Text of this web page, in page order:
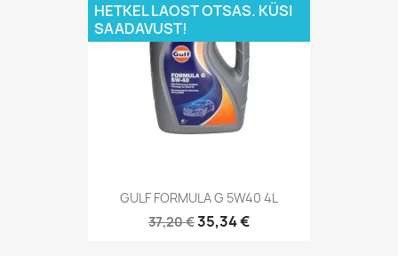
GULF FORMULA G 5W40 4L
37,20 €35,34 €
HETKEL LAOST OTSAS. KÜSI
SAADAVUST!